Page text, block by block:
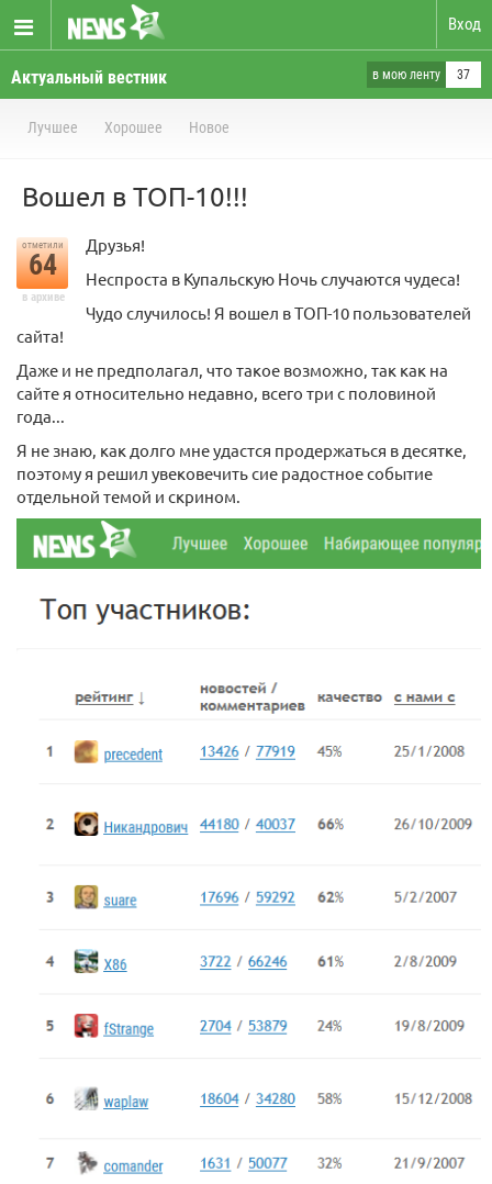
Вход
Актуальный вестник в мою ленту 37
Лучшее Хорошее Новое
Вошел в ТОП-10!!!
отметили
64
в архиве
Друзья!
Неспроста в Купальскую Ночь случаются чудеса!
Чудо случилось! Я вошел в ТОП-10 пользователей
сайта!
Даже и не предполагал, что такое возможно, так как на
сайте я относительно недавно, всего три с половиной
года...
Я не знаю, как долго мне удастся продержаться в десятке,
поэтому я решил увековечить сие радостное событие
отдельной темой и скрином.